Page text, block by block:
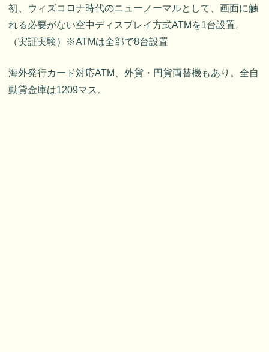
初、ウィズコロナ時代のニューノーマルとして、画面に触
れる必要がない空中ディスプレイ方式ATMを1台設置。
（実証実験）※ATMは全部で8台設置
海外発行カード対応ATM、外貨・円貨両替機もあり。全自
動貸金庫は1209マス。